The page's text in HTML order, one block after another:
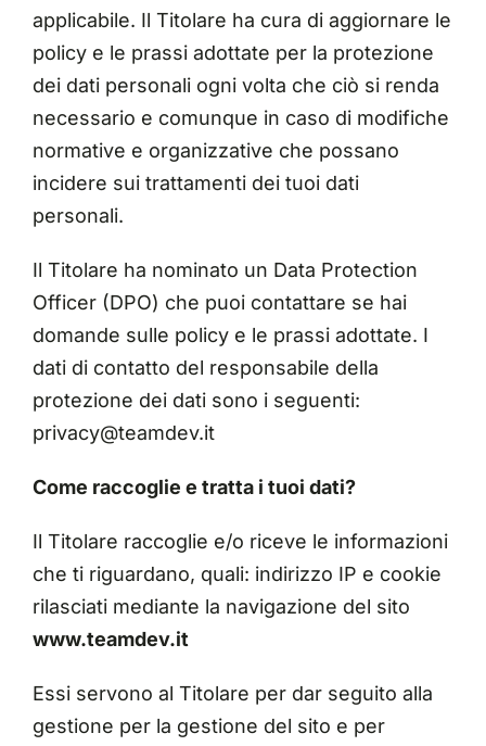
applicabile. Il Titolare ha cura di aggiornare le
policy e le prassi adottate per la protezione
dei dati personali ogni volta che ciò si renda
necessario e comunque in caso di modifiche
normative e organizzative che possano
incidere sui trattamenti dei tuoi dati
personali.
Il Titolare ha nominato un Data Protection
Officer (DPO) che puoi contattare se hai
domande sulle policy e le prassi adottate. I
dati di contatto del responsabile della
protezione dei dati sono i seguenti:
privacy@teamdev.it
Come raccoglie e tratta i tuoi dati?
Il Titolare raccoglie e/o riceve le informazioni
che ti riguardano, quali: indirizzo IP e cookie
rilasciati mediante la navigazione del sito
www.teamdev.it
Essi servono al Titolare per dar seguito alla
gestione per la gestione del sito e per